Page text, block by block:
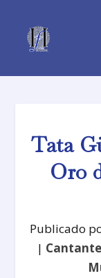
Tata
Oro
Publicado
|